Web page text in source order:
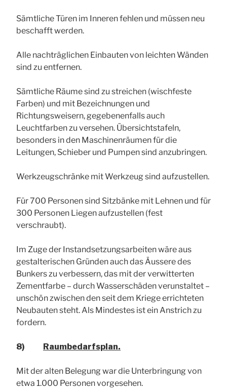
Sämtliche Türen im Inneren fehlen und müssen neu
beschafft werden.
Alle nachträglichen Einbauten von leichten Wänden
sind zu entfernen.
Sämtliche Räume sind zu streichen (wischfeste
Farben) und mit Bezeichnungen und
Richtungsweisern, gegebenenfalls auch
Leuchtfarben zu versehen. Übersichtstafeln,
besonders in den Maschinenräumen für die
Leitungen, Schieber und Pumpen sind anzubringen.
Werkzeugschränke mit Werkzeug sind aufzustellen.
Für 700 Personen sind Sitzbänke mit Lehnen und für
300 Personen Liegen aufzustellen (fest
verschraubt).
Im Zuge der Instandsetzungsarbeiten wäre aus
gestalterischen Gründen auch das Äussere des
Bunkers zu verbessern, das mit der verwitterten
Zementfarbe – durch Wasserschäden verunstaltet –
unschön zwischen den seit dem Kriege errichteten
Neubauten steht. Als Mindestes ist ein Anstrich zu
fordern.
8) Raumbedarfsplan.
Mit der alten Belegung war die Unterbringung von
etwa 1.000 Personen vorgesehen.